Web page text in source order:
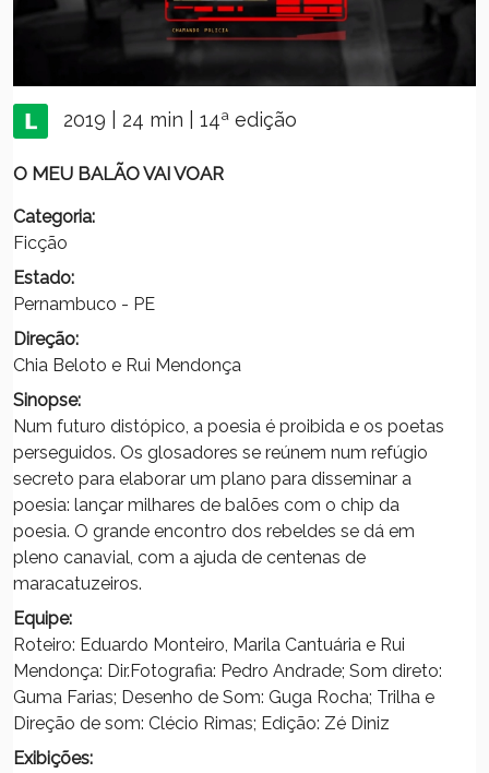
2019 | 24 min | 14ª edição
O MEU BALÃO VAI VOAR
Categoria:
Ficção
Estado:
Pernambuco - PE
Direção:
Chia Beloto e Rui Mendonça
Sinopse:
Num futuro distópico, a poesia é proibida e os poetas
perseguidos. Os glosadores se reúnem num refúgio
secreto para elaborar um plano para disseminar a
poesia: lançar milhares de balões com o chip da
poesia. O grande encontro dos rebeldes se dá em
pleno canavial, com a ajuda de centenas de
maracatuzeiros.
Equipe:
Roteiro: Eduardo Monteiro, Marila Cantuária e Rui
Mendonça: Dir.Fotografia: Pedro Andrade; Som direto:
Guma Farias; Desenho de Som: Guga Rocha; Trilha e
Direção de som: Clécio Rimas; Edição: Zé Diniz
Exibições: